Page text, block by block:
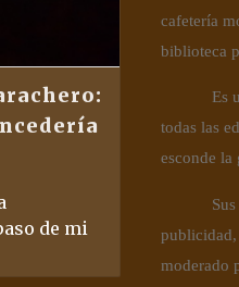
de mi
cafetería
biblioteca
Es
todas las
esconde la
publicidad,
moderado